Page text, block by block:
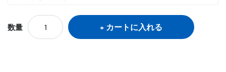
数量 カートに入れる